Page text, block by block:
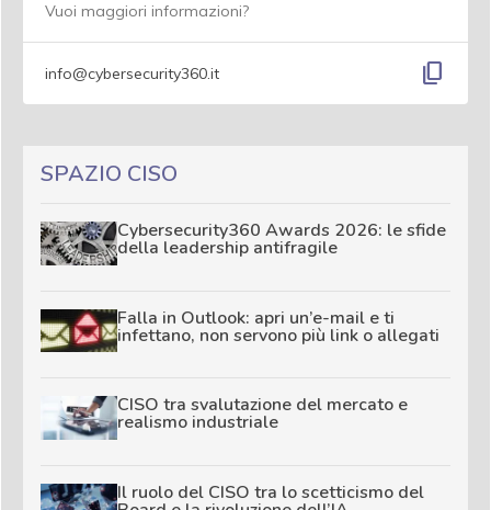
Vuoi maggiori informazioni?
info@cybersecurity360.it content_copy
SPAZIO CISO
Cybersecurity360 Awards 2026: le sfide
della leadership antifragile
Falla in Outlook: apri un’e-mail e ti
infettano, non servono più link o allegati
CISO tra svalutazione del mercato e
realismo industriale
Il ruolo del CISO tra lo scetticismo del